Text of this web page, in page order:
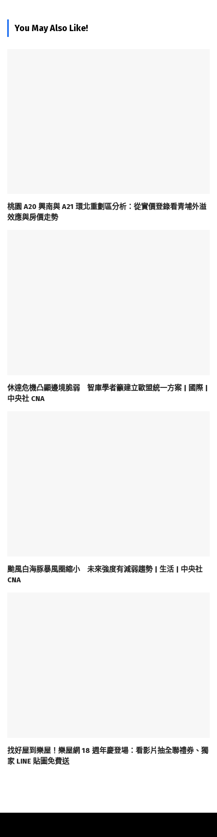
You May Also Like!
桃園 A20 興南與 A21 環北重劃區分析：從實價登錄看青埔外溢
效應與房價走勢
休達危機凸顯邊境脆弱 智庫學者籲建立歐盟統一方案 | 國際 |
中央社 CNA
颱風白海豚暴風圈縮小 未來強度有減弱趨勢 | 生活 | 中央社
CNA
找好屋到樂屋！樂屋網 18 週年慶登場：看影片抽全聯禮券、獨
家 LINE 貼圖免費送